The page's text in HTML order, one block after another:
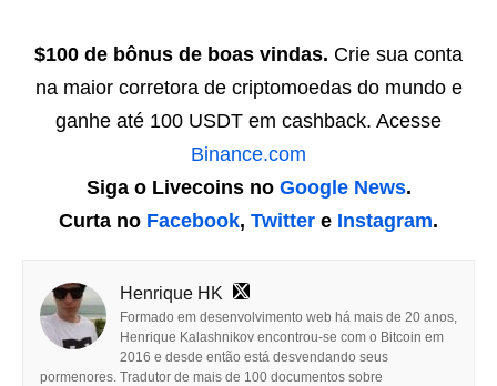
$100 de bônus de boas vindas. Crie sua conta
na maior corretora de criptomoedas do mundo e
ganhe até 100 USDT em cashback. Acesse
Binance.com
Siga o Livecoins no Google News.
Curta no Facebook, Twitter e Instagram.
Henrique HK
Formado em desenvolvimento web há mais de 20 anos,
Henrique Kalashnikov encontrou-se com o Bitcoin em
2016 e desde então está desvendando seus
pormenores. Tradutor de mais de 100 documentos sobre